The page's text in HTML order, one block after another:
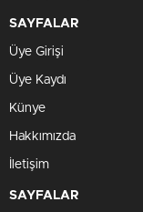
SAYFALAR
Üye Girişi
Üye Kaydı
Künye
Hakkımızda
İletişim
SAYFALAR